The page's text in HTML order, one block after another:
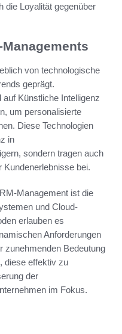
die Loyalität gegenüber
von technologische
geprägt.
Künstliche Intelligenz
um personalisierte
Diese Technologien
in
sondern tragen auch
bei.
Management ist die
und Cloud-
erlauben es
Anforderungen
zunehmenden Bedeutung
diese effektiv zu
der
im Fokus.